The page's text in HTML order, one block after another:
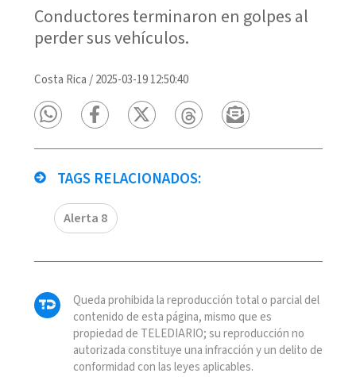
Conductores terminaron en golpes al
perder sus vehículos.
Costa Rica /2025-03-19 12:50:40
TAGS RELACIONADOS:
Alerta 8
Queda prohibida la reproducción total o parcial del
contenido de esta página, mismo que es
propiedad de TELEDIARIO; su reproducción no
autorizada constituye una infracción y un delito de
conformidad con las leyes aplicables.